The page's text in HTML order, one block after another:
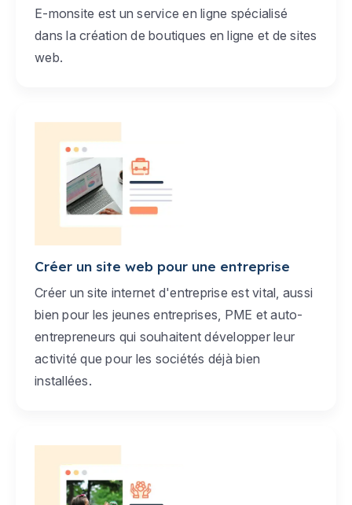
E-monsite est un service en ligne spécialisé
dans la création de boutiques en ligne et de sites
web.
Créer un site web pour une entreprise
Créer un site internet d'entreprise est vital, aussi
bien pour les jeunes entreprises, PME et auto-
entrepreneurs qui souhaitent développer leur
activité que pour les sociétés déjà bien
installées.